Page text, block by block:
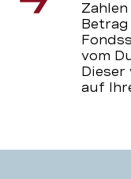
vom
auf